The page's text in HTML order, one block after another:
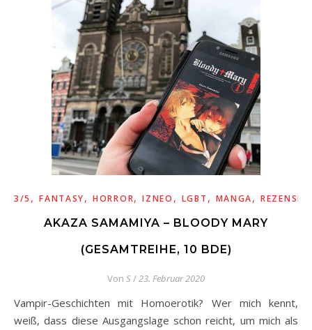
3/5 ,FANTASY,HORROR,IZNEO , LGBT , MANGA,
AKAZA SAMAMIYA – BLOODY MARY
(GESAMTREIHE, 10 BDE)
Von S/23. Februar 2020
Vampir-Geschichten mit Homoerotik? Wer mich kennt,
weiß, dass diese Ausgangslage schon reicht, um mich als